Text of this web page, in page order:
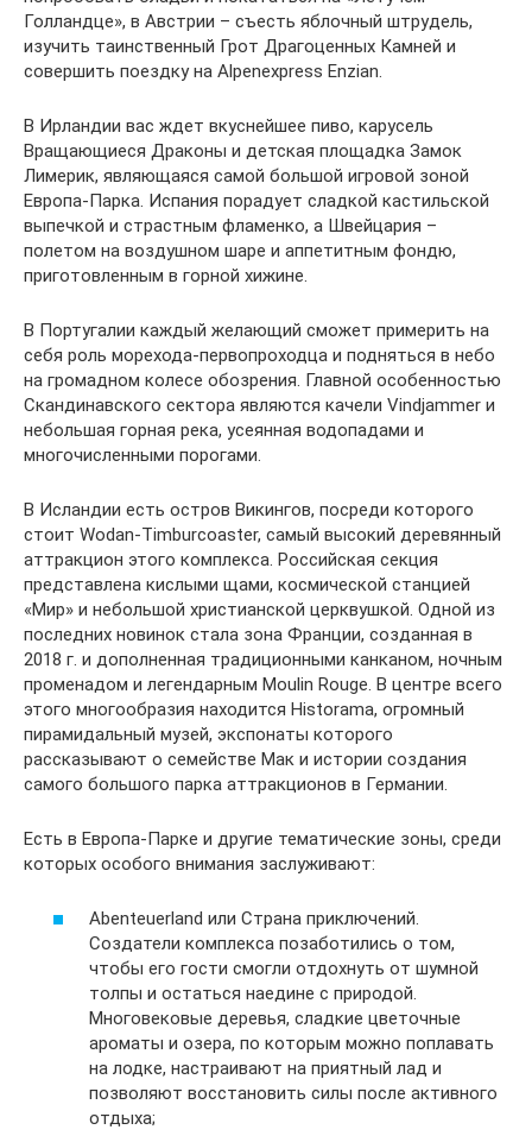
Голландце», в Австрии – съесть яблочный штрудель,
изучить таинственный Грот Драгоценных Камней и
совершить поездку на Alpenexpress Enzian.
В Ирландии вас ждет вкуснейшее пиво, карусель
Вращающиеся Драконы и детская площадка Замок
Лимерик, являющаяся самой большой игровой зоной
Европа-Парка. Испания порадует сладкой кастильской
выпечкой и страстным фламенко, а Швейцария –
полетом на воздушном шаре и аппетитным фондю,
приготовленным в горной хижине.
В Португалии каждый желающий сможет примерить на
себя роль морехода-первопроходца и подняться в небо
на громадном колесе обозрения. Главной особенностью
Скандинавского сектора являются качели Vindjammer и
небольшая горная река, усеянная водопадами и
многочисленными порогами.
В Исландии есть остров Викингов, посреди которого
стоит Wodan-Timburcoaster, самый высокий деревянный
аттракцион этого комплекса. Российская секция
представлена кислыми щами, космической станцией
«Мир» и небольшой христианской церквушкой. Одной из
последних новинок стала зона Франции, созданная в
2018 г. и дополненная традиционными канканом, ночным
променадом и легендарным Moulin Rouge. В центре всего
этого многообразия находится Historama, огромный
пирамидальный музей, экспонаты которого
рассказывают о семействе Мак и истории создания
самого большого парка аттракционов в Германии.
Есть в Европа-Парке и другие тематические зоны, среди
которых особого внимания заслуживают:
Abenteuerland или Страна приключений.
Создатели комплекса позаботились о том,
чтобы его гости смогли отдохнуть от шумной
толпы и остаться наедине с природой.
Многовековые деревья, сладкие цветочные
ароматы и озера, по которым можно поплавать
на лодке, настраивают на приятный лад и
позволяют восстановить силы после активного
отдыха;